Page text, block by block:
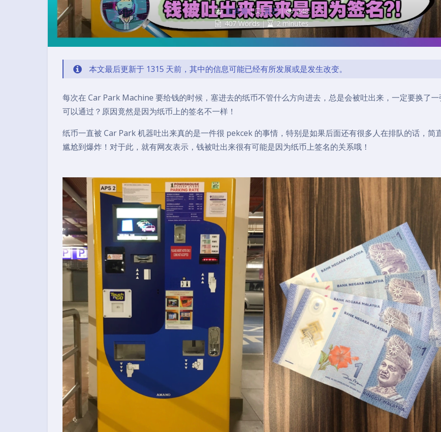
面具哥| 其它|
248
407 Words| 2 minutes
本文最后更新于 1315 天前，其中的信息可能已经有所发展或是发生改变。
每次在 Car Park Machine 要给钱的时候，塞进去的纸币不管什么方向进去，总是会被吐出来，一定要换了
可以通过？原因竟然是因为纸币上的签名不一样！
纸币一直被 Car Park 机器吐出来真的是一件很 pekcek 的事情，特别是如果后面还有很多人在排队的话，简
尴尬到爆炸！对于此，就有网友表示，钱被吐出来很有可能是因为纸币上签名的关系哦！